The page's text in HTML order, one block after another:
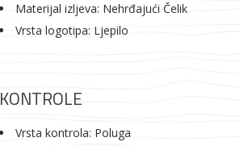
Materijal izljeva: Nehrđajući Čelik
Vrsta logotipa: Ljepilo
KONTROLE
Vrsta kontrola: Poluga